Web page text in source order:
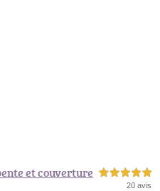
et couverture 5,0 étoiles sur 5
20 avis